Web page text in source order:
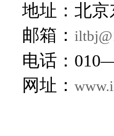
地址：北
邮箱：
电话：
网址：